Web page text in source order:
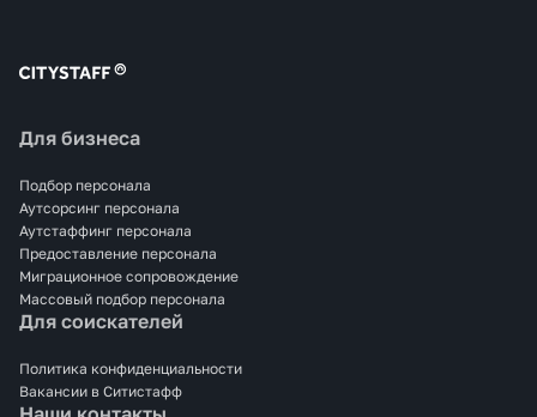
Для бизнеса
Подбор персонала
Аутсорсинг персонала
Аутстаффинг персонала
Предоставление персонала
Миграционное сопровождение
Массовый подбор персонала
Для соискателей
Политика конфиденциальности
Вакансии в Ситистафф